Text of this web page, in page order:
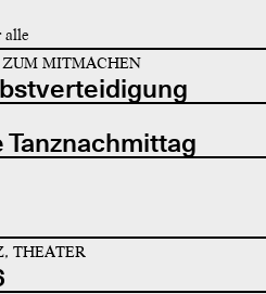
alle
MITMACHEN
THEATER